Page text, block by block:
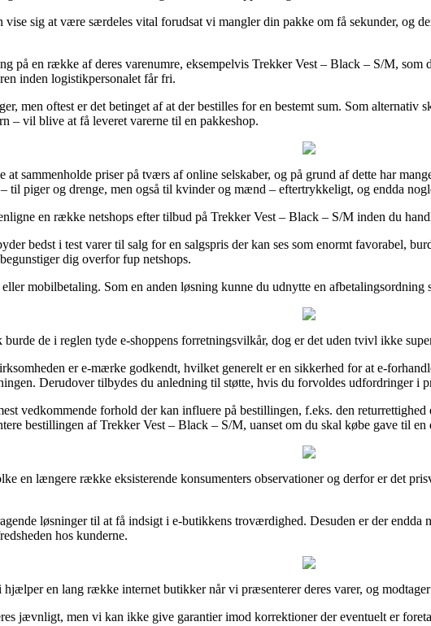
sig at være særdeles vital forudsat vi mangler din pakke om få sekunder, og
på en række af deres varenumre, eksempelvis Trekker Vest – Black – S/M,
inden logistikpersonalet får fri.
men oftest er det betinget af at der bestilles for en bestemt sum. Som
– vil blive at få leveret varerne til en pakkeshop.
sammenholde priser på tværs af online selskaber, og på grund af dette har
til piger og drenge, men også til kvinder og mænd – eftertrykkeligt, og endda
en række netshops efter tilbud på Trekker Vest – Black – S/M inden du
bedst i test varer til salg for en salgspris der kan ses som enormt favorabel,
dig overfor fup netshops.
mobilbetaling. Som en anden løsning kunne du udnytte en
de i reglen tyde e-shoppens forretningsvilkår, dog er det uden tvivl ikke
er e-mærke godkendt, hvilket generelt er en sikkerhed for at e-
Derudover tilbydes du anledning til støtte, hvis du forvoldes udfordringer i
vedkommende forhold der kan influere på bestillingen, f.eks. den
bestillingen af Trekker Vest – Black – S/M, uanset om du skal købe gave til en
en længere række eksisterende konsumenters observationer og derfor er det
løsninger til at få indsigt i e-butikkens troværdighed. Desuden er der
hos kunderne.
hjælper en lang række internet butikker når vi præsenterer deres varer, og
jævnligt, men vi kan ikke give garantier imod korrektioner der eventuelt er